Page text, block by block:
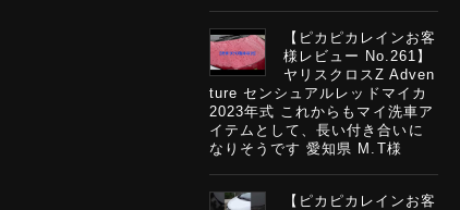
【ピカピカレインお客
様レビュー No.261】
ヤリスクロスZ Adven
ture センシュアルレッドマイカ
2023年式 これからもマイ洗車ア
イテムとして、長い付き合いに
なりそうです 愛知県 M.T様
【ピカピカレインお客